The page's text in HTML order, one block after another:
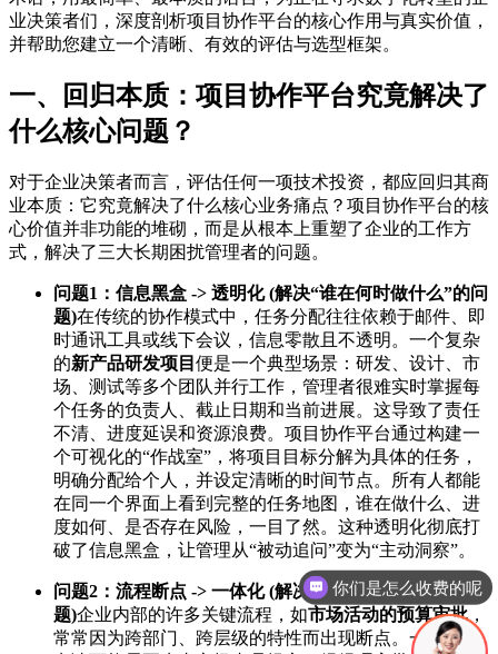
业决策者们，深度剖析项目协作平台的核心作用与真实价值，
并帮助您建立一个清晰、有效的评估与选型框架。
一、回归本质：项目协作平台究竟解决了
什么核心问题？
对于企业决策者而言，评估任何一项技术投资，都应回归其商
业本质：它究竟解决了什么核心业务痛点？项目协作平台的核
心价值并非功能的堆砌，而是从根本上重塑了企业的工作方
式，解决了三大长期困扰管理者的问题。
问题1：信息黑盒 -> 透明化 (解决“谁在何时做什么”的问
题)在传统的协作模式中，任务分配往往依赖于邮件、即
时通讯工具或线下会议，信息零散且不透明。一个复杂
的新产品研发项目 便是一个典型场景：研发、设计、市
场、测试等多个团队并行工作，管理者很难实时掌握每
个任务的负责人、截止日期和当前进展。这导致了责任
不清、进度延误和资源浪费。项目协作平台通过构建一
个可视化的“作战室”，将项目目标分解为具体的任务，
明确分配给个人，并设定清晰的时间节点。所有人都能
在同一个界面上看到完整的任务地图，谁在做什么、进
度如何、是否存在风险，一目了然。这种透明化彻底打
破了信息黑盒，让管理从“被动追问”变为“主动洞察”。
问题2：流程断点 -> 一体化 (解决“事情如何流转”的问
题)企业内部的许多关键流程，如市场活动的预算审批，
常常因为跨部门、跨层级的特性而出现断点。一份预算
现在有优惠活动吗